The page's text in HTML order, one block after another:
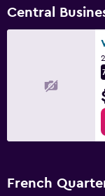
Central
French